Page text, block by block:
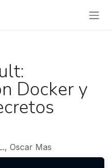
Docker y
Oscar Mas